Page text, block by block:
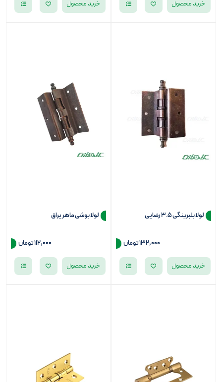
خرید محصول خرید محصول
لولا بلبرینگی 3.5 رضایی
132,000تومان
خرید محصول
لولا بوشی ماهر یراق
112,000تومان
خرید محصول